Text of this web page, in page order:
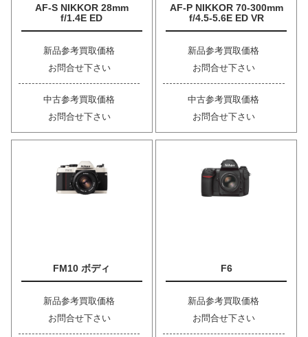
AF-S NIKKOR 28mm
f/1.4E ED
新品参考買取価格
お問合せ下さい
中古参考買取価格
お問合せ下さい
AF-P NIKKOR 70-300mm
f/4.5-5.6E ED VR
新品参考買取価格
お問合せ下さい
中古参考買取価格
お問合せ下さい
FM10 ボディ
新品参考買取価格
お問合せ下さい
F6
新品参考買取価格
お問合せ下さい